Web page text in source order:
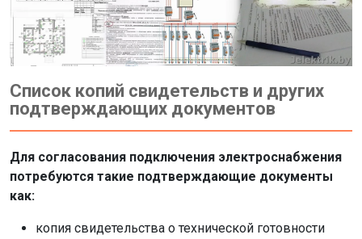
Список копий свидетельств и других
подтверждающих документов
Для согласования подключения электроснабжения
потребуются такие подтверждающие документы
как:
копия свидетельства о технической готовности